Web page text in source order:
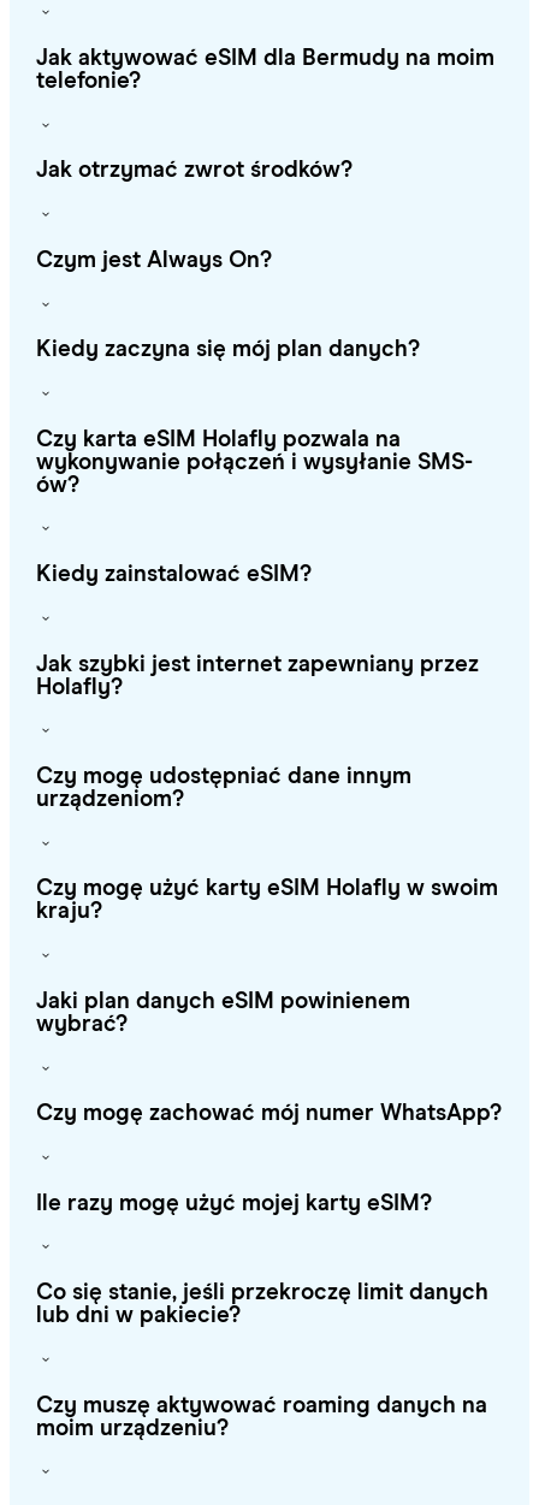
Jak aktywować eSIM dla Bermudy na moim
telefonie?
Jak otrzymać zwrot środków?
Czym jest Always On?
Kiedy zaczyna się mój plan danych?
Czy karta eSIM Holafly pozwala na
wykonywanie połączeń i wysyłanie SMS-
ów?
Kiedy zainstalować eSIM?
Jak szybki jest internet zapewniany przez
Holafly?
Czy mogę udostępniać dane innym
urządzeniom?
Czy mogę użyć karty eSIM Holafly w swoim
kraju?
Jaki plan danych eSIM powinienem
wybrać?
Czy mogę zachować mój numer WhatsApp?
Ile razy mogę użyć mojej karty eSIM?
Co się stanie, jeśli przekroczę limit danych
lub dni w pakiecie?
Czy muszę aktywować roaming danych na
moim urządzeniu?